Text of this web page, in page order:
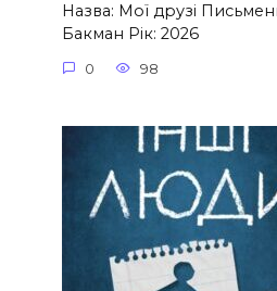
Назва: Мої друзі
Бакман Рік: 2026
0 98